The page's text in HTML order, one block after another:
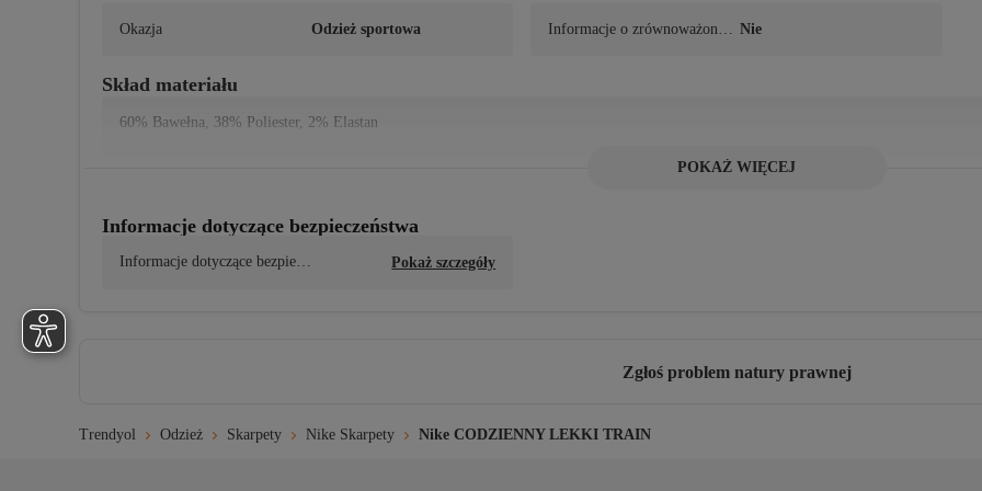
Okazja Odzież sportowa
Informacje o zrównoważonym Nie
Skład materiału
60% Bawełna, 38% Poliester, 2% Elastan
Prać delikatnie w maksymalnej temperaturze 30°C. Nie używać wybielaczy. Nie suszyć w suszarce bębnowej. Nie prasować Nie można
POKAŻ WIĘCEJ
Informacje dotyczące bezpieczeństwa
Informacje dotyczące bezpiecz
Pokaż szczegóły
Zgłoś problem natury prawnej
Trendyol Odzież Skarpety Nike Skarpety Nike CODZIENNY LEKKI TRAIN